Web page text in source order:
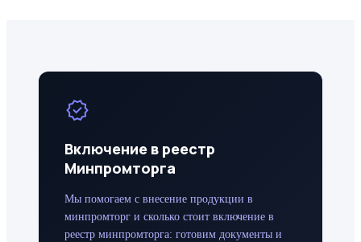
verified
Включение в реестр
Минпромторга
Мы помогаем с внесение продукции в
минпромторг и сколько стоит включение в
реестр минпромторга: готовим документы и